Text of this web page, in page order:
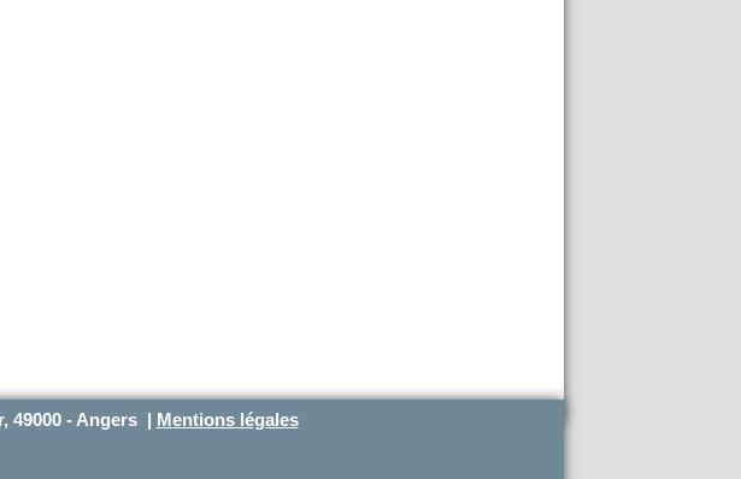
49000 - Angers | Mentions légales